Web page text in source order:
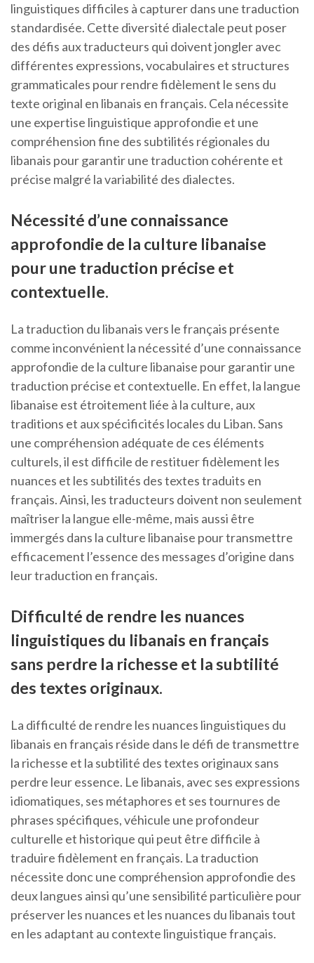
linguistiques difficiles à capturer dans une traduction
standardisée. Cette diversité dialectale peut poser
des défis aux traducteurs qui doivent jongler avec
différentes expressions, vocabulaires et structures
grammaticales pour rendre fidèlement le sens du
texte original en libanais en français. Cela nécessite
une expertise linguistique approfondie et une
compréhension fine des subtilités régionales du
libanais pour garantir une traduction cohérente et
précise malgré la variabilité des dialectes.
Nécessité d’une connaissance
approfondie de la culture libanaise
pour une traduction précise et
contextuelle.
La traduction du libanais vers le français présente
comme inconvénient la nécessité d’une connaissance
approfondie de la culture libanaise pour garantir une
traduction précise et contextuelle. En effet, la langue
libanaise est étroitement liée à la culture, aux
traditions et aux spécificités locales du Liban. Sans
une compréhension adéquate de ces éléments
culturels, il est difficile de restituer fidèlement les
nuances et les subtilités des textes traduits en
français. Ainsi, les traducteurs doivent non seulement
maîtriser la langue elle-même, mais aussi être
immergés dans la culture libanaise pour transmettre
efficacement l’essence des messages d’origine dans
leur traduction en français.
Difficulté de rendre les nuances
linguistiques du libanais en français
sans perdre la richesse et la subtilité
des textes originaux.
La difficulté de rendre les nuances linguistiques du
libanais en français réside dans le défi de transmettre
la richesse et la subtilité des textes originaux sans
perdre leur essence. Le libanais, avec ses expressions
idiomatiques, ses métaphores et ses tournures de
phrases spécifiques, véhicule une profondeur
culturelle et historique qui peut être difficile à
traduire fidèlement en français. La traduction
nécessite donc une compréhension approfondie des
deux langues ainsi qu’une sensibilité particulière pour
préserver les nuances et les nuances du libanais tout
en les adaptant au contexte linguistique français.